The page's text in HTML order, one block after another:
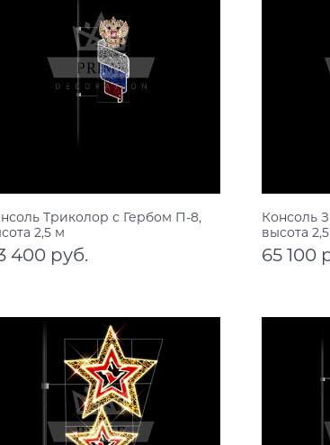
Триколор с Гербом П-8,
2,5 м
400 руб.
Консоль
высота
65 100